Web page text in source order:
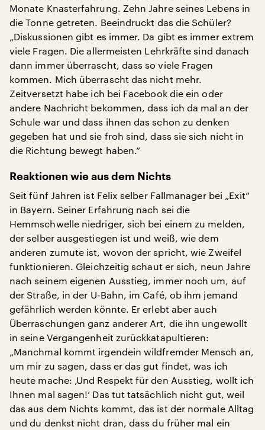
Monate Knasterfahrung. Zehn Jahre seines Lebens in
die Tonne getreten. Beeindruckt das die Schüler?
„Diskussionen gibt es immer. Da gibt es immer extrem
viele Fragen. Die allermeisten Lehrkräfte sind danach
dann immer überrascht, dass so viele Fragen
kommen. Mich überrascht das nicht mehr.
Zeitversetzt habe ich bei Facebook die ein oder
andere Nachricht bekommen, dass ich da mal an der
Schule war und dass ihnen das schon zu denken
gegeben hat und sie froh sind, dass sie sich nicht in
die Richtung bewegt haben.“
Reaktionen wie aus dem Nichts
Seit fünf Jahren ist Felix selber Fallmanager bei „Exit“
in Bayern. Seiner Erfahrung nach sei die
Hemmschwelle niedriger, sich bei einem zu melden,
der selber ausgestiegen ist und weiß, wie dem
anderen zumute ist, wovon der spricht, wie Zweifel
funktionieren. Gleichzeitig schaut er sich, neun Jahre
nach seinem eigenen Ausstieg, immer noch um, auf
der Straße, in der U-Bahn, im Café, ob ihm jemand
gefährlich werden könnte. Er erlebt aber auch
Überraschungen ganz anderer Art, die ihn ungewollt
in seine Vergangenheit zurückkatapultieren:
„Manchmal kommt irgendein wildfremder Mensch an,
um mir zu sagen, dass er das gut findet, was ich
heute mache: ‚Und Respekt für den Ausstieg, wollt ich
Ihnen mal sagen!‘ Das tut tatsächlich nicht gut, weil
das aus dem Nichts kommt, das ist der normale Alltag
und du denkst nicht dran, dass du früher mal ein